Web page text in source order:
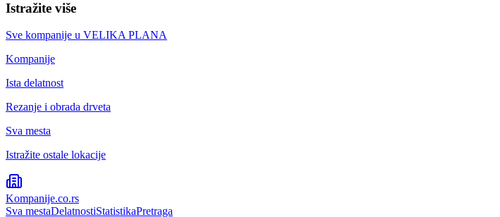
Istražite više
Sve kompanije u VELIKA PLANA
Kompanije
Ista delatnost
Rezanje i obrada drveta
Sva mesta
Istražite ostale lokacije
Kompanije.co.rs
Sva mestaDelatnostiStatistikaPretraga